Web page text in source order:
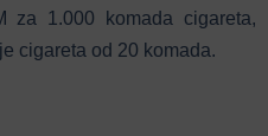
za 1.000 komada cigareta,
cigareta od 20 komada.